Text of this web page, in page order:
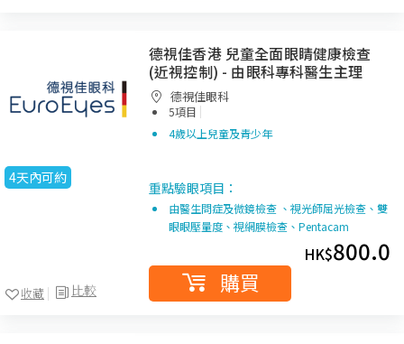
4天內可約
比較
收藏
德視佳香港 兒童全面眼睛健康檢查
(近視控制) - 由眼科專科醫生主理
德視佳眼科
5項目 |
4歲以上兒童及青少年
重點驗眼項目：
由醫生問症及微鏡檢查 、視光師屈光檢查、雙
眼眼壓量度、視網膜檢查、Pentacam
HK$800.0
購買